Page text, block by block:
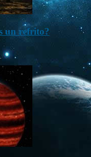
un refrito?